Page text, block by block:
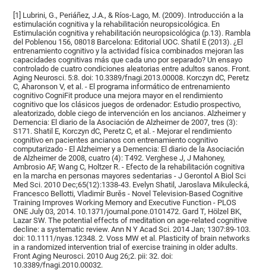
[1] Lubrini, G., Periáñez, J.A., & Ríos-Lago, M. (2009). Introducción a la
estimulación cognitiva y la rehabilitación neuropsicológica. En
Estimulación cognitiva y rehabilitación neuropsicológica (p.13). Rambla
del Poblenou 156, 08018 Barcelona: Editorial UOC. Shatil E (2013). ¿El
entrenamiento cognitivo y la actividad física combinados mejoran las
capacidades cognitivas más que cada uno por separado? Un ensayo
controlado de cuatro condiciones aleatorias entre adultos sanos. Front.
Aging Neurosci. 5:8. doi: 10.3389/fnagi.2013.00008. Korczyn dC, Peretz
C, Aharonson V, et al. - El programa informático de entrenamiento
cognitivo CogniFit produce una mejora mayor en el rendimiento
cognitivo que los clásicos juegos de ordenador: Estudio prospectivo,
aleatorizado, doble ciego de intervención en los ancianos. Alzheimer y
Demencia: El diario de la Asociación de Alzheimer de 2007, tres (3):
S171. Shatil E, Korczyn dC, Peretz C, et al. - Mejorar el rendimiento
cognitivo en pacientes ancianos con entrenamiento cognitivo
computarizado - El Alzheimer y a Demencia: El diario de la Asociación
de Alzheimer de 2008, cuatro (4): T492. Verghese J, J Mahoney,
Ambrosio AF, Wang C, Holtzer R. - Efecto de la rehabilitación cognitiva
en la marcha en personas mayores sedentarias - J Gerontol A Biol Sci
Med Sci. 2010 Dec;65(12):1338-43. Evelyn Shatil, Jaroslava Mikulecká,
Francesco Bellotti, Vladimír Burěs - Novel Television-Based Cognitive
Training Improves Working Memory and Executive Function - PLOS
ONE July 03, 2014. 10.1371/journal.pone.0101472. Gard T, Hölzel BK,
Lazar SW. The potential effects of meditation on age-related cognitive
decline: a systematic review. Ann N Y Acad Sci. 2014 Jan; 1307:89-103.
doi: 10.1111/nyas.12348. 2. Voss MW et al. Plasticity of brain networks
in a randomized intervention trial of exercise training in older adults.
Front Aging Neurosci. 2010 Aug 26;2. pii: 32. doi:
10.3389/fnagi.2010.00032.